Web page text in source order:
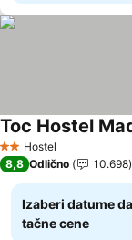
2 Zvezdice
Hostel
Toc Hostel
8,8 Odlično 10.698
Izaberi datume
tačne cene